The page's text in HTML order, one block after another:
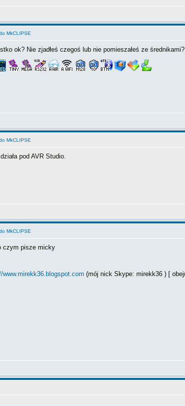
MkCLIPSE
ok? Nie zjadłeś czegoś lub nie pomieszałeś ze średnikami?
MkCLIPSE
pod AVR Studio.
MkCLIPSE
czym pisze micky
www.mirekk36.blogspot.com (mój nick Skype: mirekk36 ) [